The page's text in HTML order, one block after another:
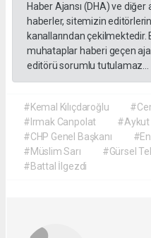
Haber Ajansı (DHA) ve
haberler, sitemizin
kanallarından
muhataplar haberi geçen
editörü sorumlu tutulamaz...
#Kemal Kılıçdaroğlu
#Irmak Canpolat
#Aykut
#CHP Genel Başkanı
#Müslim Sarı
#Gürsel
#Battal İlgezdi